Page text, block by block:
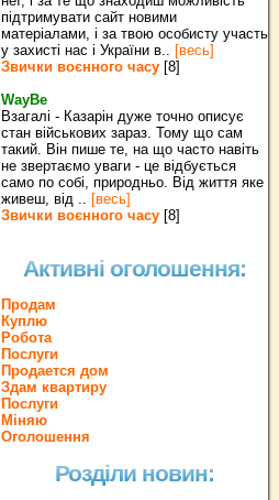
підтримувати сайт новими
матеріалами, і за твою особисту участь
у захисті нас і України в.. [весь]
Звички воєнного часу [8]
WayBe
Взагалі - Казарін дуже точно описує
стан військових зараз. Тому що сам
такий. Він пише те, на що часто навіть
не звертаємо уваги - це відбується
само по собі, природньо. Від життя яке
живеш, від .. [весь]
Звички воєнного часу [8]
Активні оголошення:
Продам
Куплю
Робота
Послуги
Продается дом
Здам квартиру
Послуги
Міняю
Оголошення
Розділи новин: